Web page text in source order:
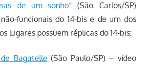
de um sonho” (São Carlos/SP)
funcionais do 14-bis e de um dos
lugares possuem réplicas do 14-bis:
Bagatelle (São Paulo/SP) – vídeo